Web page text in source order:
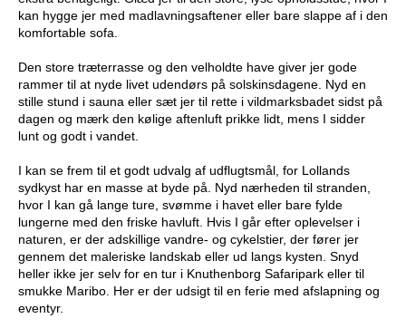
kan hygge jer med madlavningsaftener eller bare slappe af i den
komfortable sofa.
Den store træterrasse og den velholdte have giver jer gode
rammer til at nyde livet udendørs på solskinsdagene. Nyd en
stille stund i sauna eller sæt jer til rette i vildmarksbadet sidst på
dagen og mærk den kølige aftenluft prikke lidt, mens I sidder
lunt og godt i vandet.
I kan se frem til et godt udvalg af udflugtsmål, for Lollands
sydkyst har en masse at byde på. Nyd nærheden til stranden,
hvor I kan gå lange ture, svømme i havet eller bare fylde
lungerne med den friske havluft. Hvis I går efter oplevelser i
naturen, er der adskillige vandre- og cykelstier, der fører jer
gennem det maleriske landskab eller ud langs kysten. Snyd
heller ikke jer selv for en tur i Knuthenborg Safaripark eller til
smukke Maribo. Her er der udsigt til en ferie med afslapning og
eventyr.